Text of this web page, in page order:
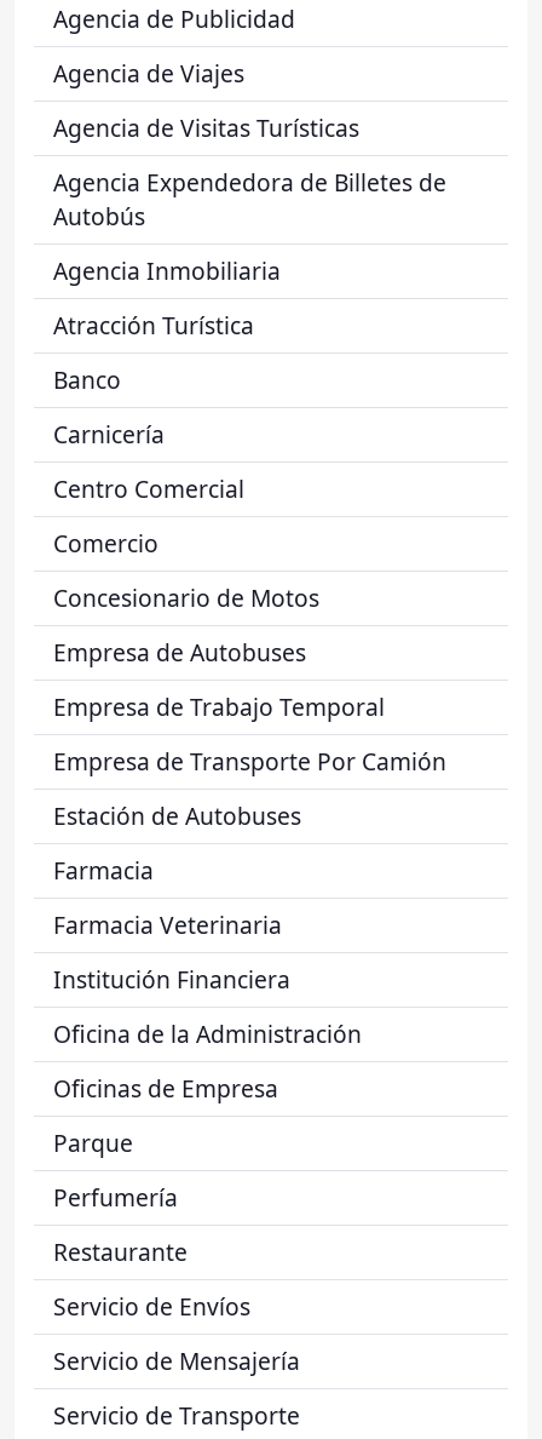
Agencia de Publicidad
Agencia de Viajes
Agencia de Visitas Turísticas
Agencia Expendedora de Billetes de
Autobús
Agencia Inmobiliaria
Atracción Turística
Banco
Carnicería
Centro Comercial
Comercio
Concesionario de Motos
Empresa de Autobuses
Empresa de Trabajo Temporal
Empresa de Transporte Por Camión
Estación de Autobuses
Farmacia
Farmacia Veterinaria
Institución Financiera
Oficina de la Administración
Oficinas de Empresa
Parque
Perfumería
Restaurante
Servicio de Envíos
Servicio de Mensajería
Servicio de Transporte